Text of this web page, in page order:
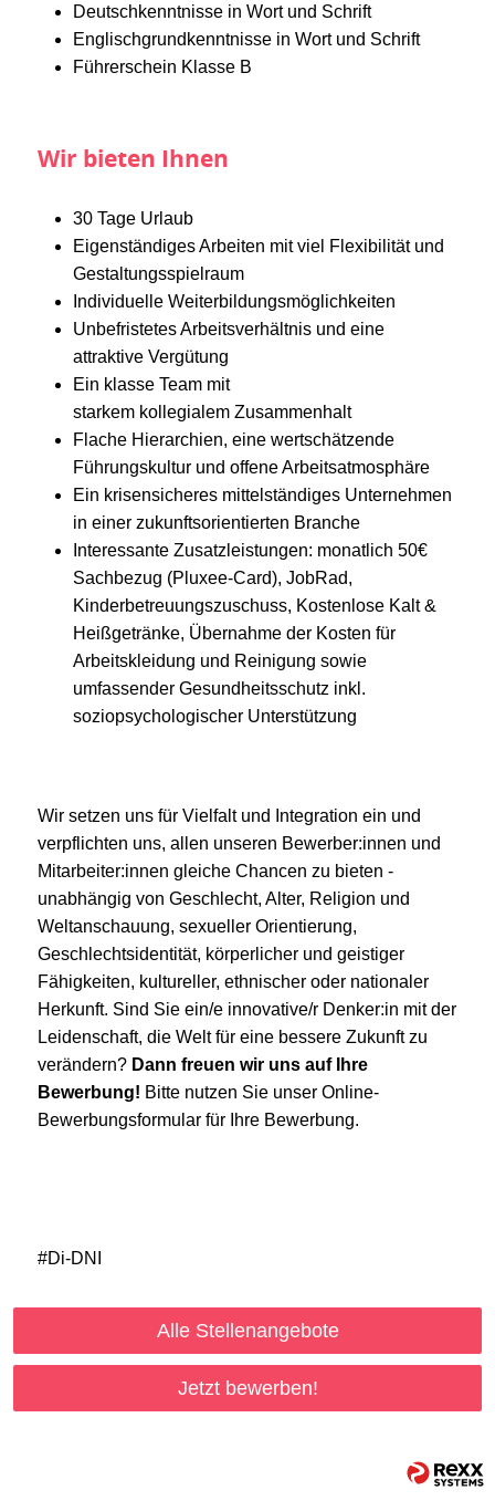
Deutschkenntnisse in Wort und Schrift
Englischgrundkenntnisse in Wort und Schrift
Führerschein Klasse B
Wir bieten Ihnen
30 Tage Urlaub
Eigenständiges Arbeiten mit viel Flexibilität und
Gestaltungsspielraum
Individuelle Weiterbildungsmöglichkeiten
Unbefristetes Arbeitsverhältnis und eine
attraktive Vergütung
Ein klasse Team mit
starkem kollegialem Zusammenhalt
Flache Hierarchien, eine wertschätzende
Führungskultur und offene Arbeitsatmosphäre
Ein krisensicheres mittelständiges Unternehmen
in einer zukunftsorientierten Branche
Interessante Zusatzleistungen: monatlich 50€
Sachbezug (Pluxee-Card), JobRad,
Kinderbetreuungszuschuss, Kostenlose Kalt &
Heißgetränke, Übernahme der Kosten für
Arbeitskleidung und Reinigung sowie
umfassender Gesundheitsschutz inkl.
soziopsychologischer Unterstützung
Wir setzen uns für Vielfalt und Integration ein und
verpflichten uns, allen unseren Bewerber:innen und
Mitarbeiter:innen gleiche Chancen zu bieten -
unabhängig von Geschlecht, Alter, Religion und
Weltanschauung, sexueller Orientierung,
Geschlechtsidentität, körperlicher und geistiger
Fähigkeiten, kultureller, ethnischer oder nationaler
Herkunft. Sind Sie ein/e innovative/r Denker:in mit der
Leidenschaft, die Welt für eine bessere Zukunft zu
verändern? Dann freuen wir uns auf Ihre
Bewerbung! Bitte nutzen Sie unser Online-
Bewerbungsformular für Ihre Bewerbung.
#Di-DNI
Alle Stellenangebote
Jetzt bewerben!